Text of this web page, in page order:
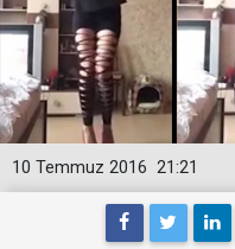
21:21
10 Temmuz 2016